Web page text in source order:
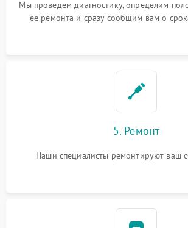
Мы проведем диагностику, определим
ее ремонта и сразу сообщим вам о
5. Ремонт
Наши специалисты ремонтируют ваш